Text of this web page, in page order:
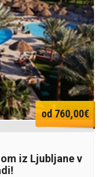
od 760,00€
iz Ljubljane v